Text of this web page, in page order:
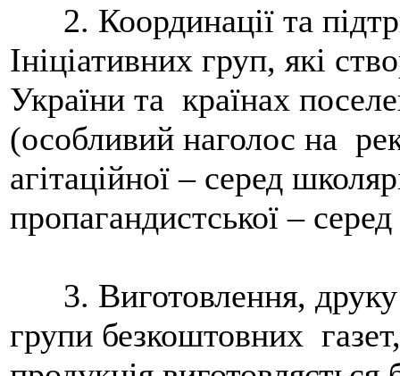
2. Координації та
Ініціативних груп, які
України та країнах
(особливий наголос на
агітаційної – серед
пропагандистської –
3. Виготовлення, друку
групи безкоштовних